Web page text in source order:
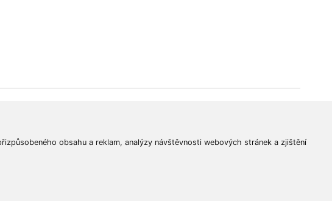
obsahu a reklam, analýzy návštěvnosti webových stránek a zjištění